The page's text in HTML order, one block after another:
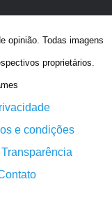
opinião. Todas imagens
proprietários.
e condições